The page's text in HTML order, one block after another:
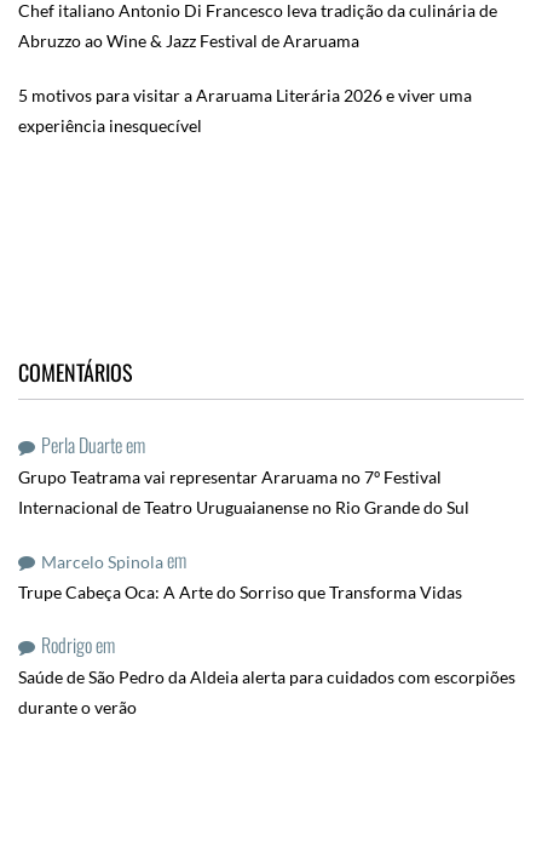
Chef italiano Antonio Di Francesco leva tradição da culinária de
Abruzzo ao Wine & Jazz Festival de Araruama
5 motivos para visitar a Araruama Literária 2026 e viver uma
experiência inesquecível
COMENTÁRIOS
Perla Duarteem
Grupo Teatrama vai representar Araruama no 7º Festival
Internacional de Teatro Uruguaianense no Rio Grande do Sul
Marcelo Spinolaem
Trupe Cabeça Oca: A Arte do Sorriso que Transforma Vidas
Rodrigoem
Saúde de São Pedro da Aldeia alerta para cuidados com escorpiões
durante o verão